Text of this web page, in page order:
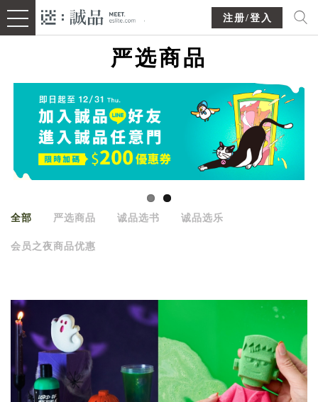
注册/登入
严选商品
全部 严选商品 诚品选书 诚品选乐
会员之夜商品优惠